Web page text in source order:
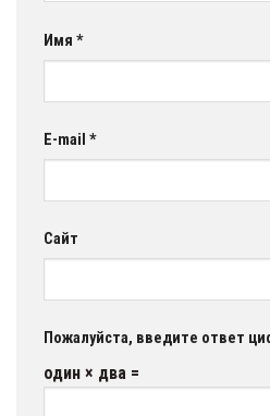
Имя *
E-mail *
Сайт
Пожалуйста, введите ответ
один × два =